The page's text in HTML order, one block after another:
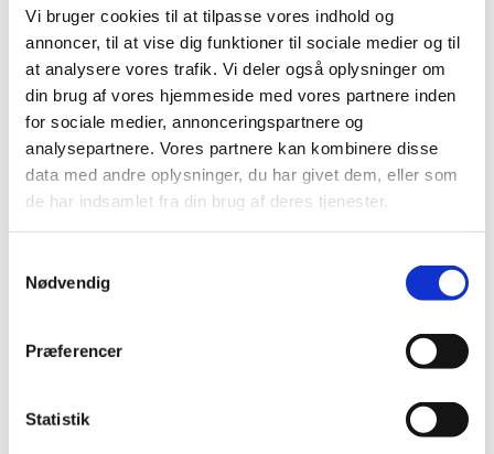
Vi bruger cookies til at tilpasse vores indhold og
annoncer, til at vise dig funktioner til sociale medier og til
at analysere vores trafik. Vi deler også oplysninger om
din brug af vores hjemmeside med vores partnere inden
for sociale medier, annonceringspartnere og
analysepartnere. Vores partnere kan kombinere disse
data med andre oplysninger, du har givet dem, eller som
de har indsamlet fra din brug af deres tjenester.
Nødvendig
Præferencer
Statistik
dataetisk samtalesalon på Islands Brygge i København
COVID-19: Lægemiddelstyrelsen forlænger
igen den midlertidige praksis for anmeldelse
af apoteksindkøbspris til Medicinpriser for
Covid-19 vacciner
|4. marts 2022|
Lægemiddelstyrelsen har besluttet igen at forlænge den
begrænsede periode, hvor det for Covid-19 vacciner…
Lægemiddelstyrelsen giver på ny tilladelse til
Tilst
Lægemiddelstyrelsen på ny givet tilladelse til